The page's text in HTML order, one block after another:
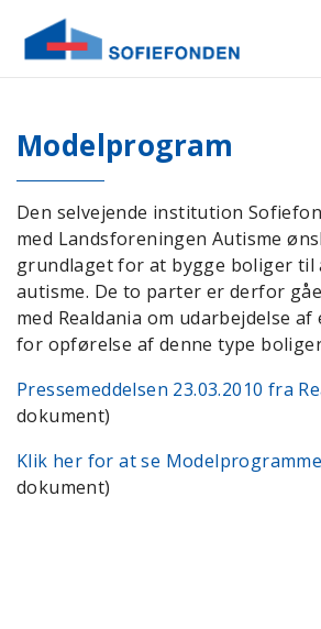
Modelprogram
Den selvejende institution
med Landsforeningen Autisme
grundlaget for at bygge boliger til
autisme. De to parter er derfor
med Realdania om udarbejdelse
for opførelse af denne type
Pressemeddelsen 23.03.2010 fra
dokument)
Klik her for at se
dokument)